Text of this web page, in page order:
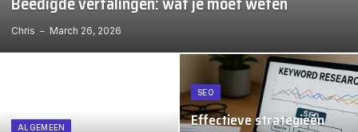
Chris March 26, 2026
ALGEMEEN
SEO
Effectieve strategieën